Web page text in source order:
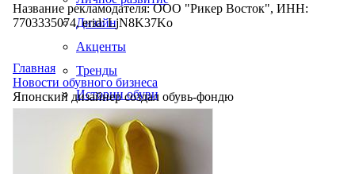
Дизайн
Акценты
Тренды
Истории обуви
Производство
Название рекламодателя: ООО "Рикер Восток", ИНН:
7703335074, erid: LjN8K37Ko
Главная
Новости обувного бизнеса
Японский дизайнер создал обувь-фондю